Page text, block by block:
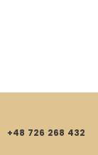
+48 726 268 432